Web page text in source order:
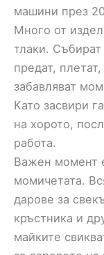
машини през
Много от
тлаки.
предат,
забавляват
Като засвири
на хорото,
работа.
Важен момент
момичетата.
дарове за
кръстника и
майките